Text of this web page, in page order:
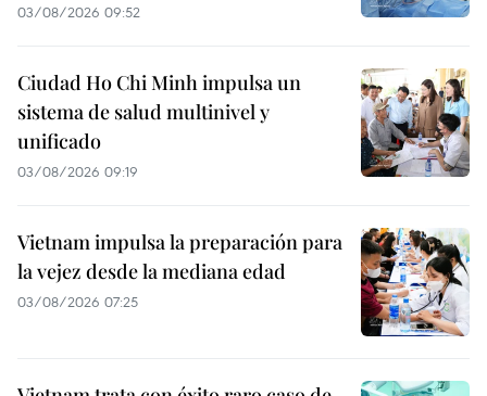
03/08/2026 09:52
Ciudad Ho Chi Minh impulsa un
sistema de salud multinivel y
unificado
03/08/2026 09:19
Vietnam impulsa la preparación para
la vejez desde la mediana edad
03/08/2026 07:25